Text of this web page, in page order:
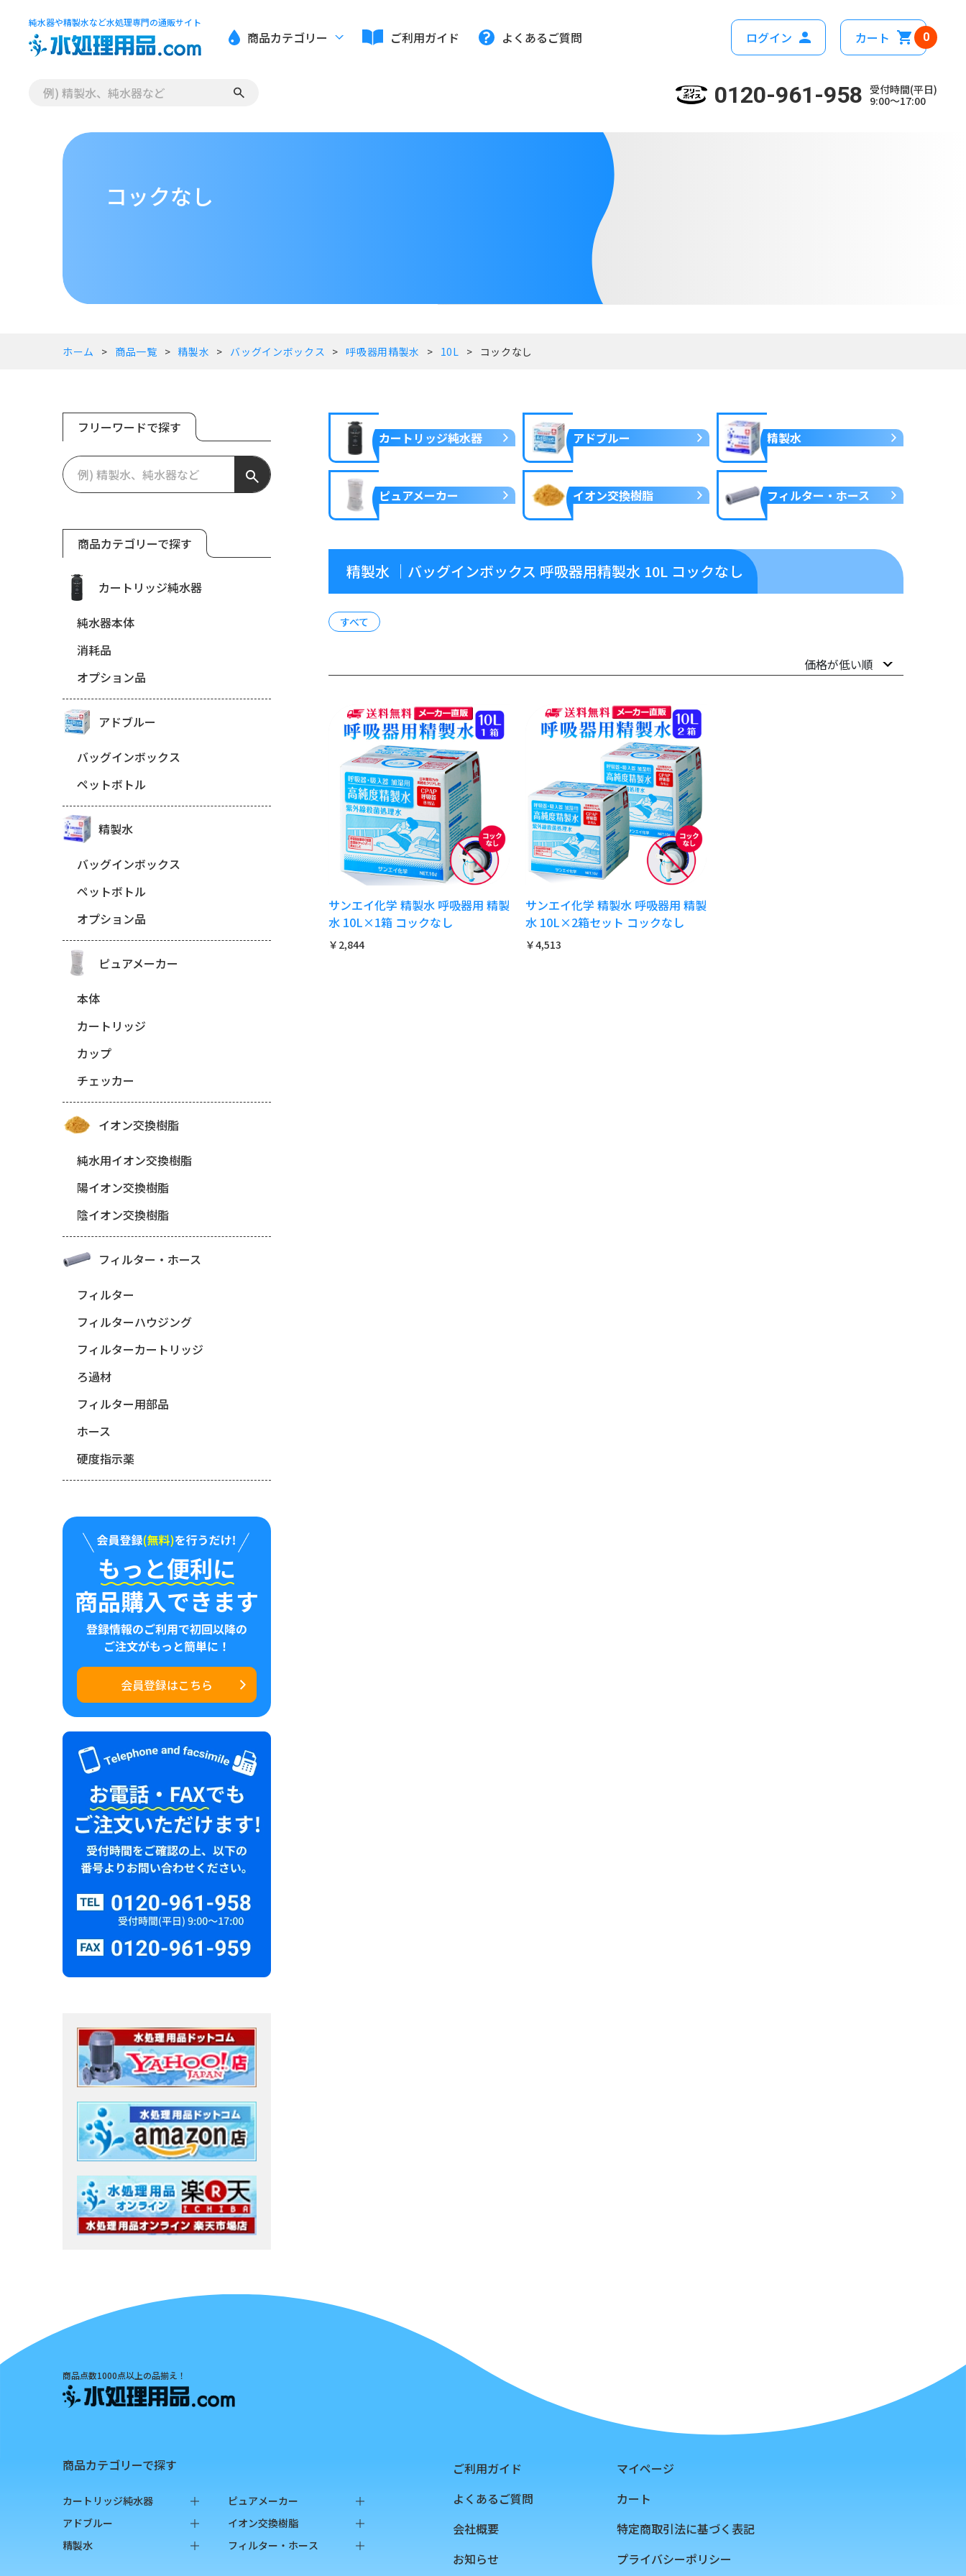
純水器や精製水など水処理専門の通販サイト
商品カテゴリー ご利用ガイド よくあるご質問 ログイン カート 0
0120-961-958 受付時間(平日)
9:00～17:00
コックなし
ホーム 商品一覧 精製水 バッグインボックス 呼吸器用精製水 10L コックなし
カートリッジ純水器 アドブルー 精製水
ピュアメーカー イオン交換樹脂 フィルター・ホース
精製水 ｜バッグインボックス 呼吸器用精製水 10L コックなし
すべて
サンエイ化学 精製水 呼吸器用 精製
水 10L×1箱 コックなし
￥2,844
サンエイ化学 精製水 呼吸器用 精製
水 10L×2箱セット コックなし
￥4,513
フリーワードで探す
商品カテゴリーで探す
カートリッジ純水器
純水器本体
消耗品
オプション品
アドブルー
バッグインボックス
ペットボトル
精製水
バッグインボックス
ペットボトル
オプション品
ピュアメーカー
本体
カートリッジ
カップ
チェッカー
イオン交換樹脂
純水用イオン交換樹脂
陽イオン交換樹脂
陰イオン交換樹脂
フィルター・ホース
フィルター
フィルターハウジング
フィルターカートリッジ
ろ過材
フィルター用部品
ホース
硬度指示薬
会員登録はこちら
商品点数1000点以上の品揃え！
商品カテゴリーで探す
カートリッジ純水器
純水器本体
オプション品
アドブルー
バッグインボックス
精製水
ピュアメーカー
本体
カートリッジ
イオン交換樹脂
純水用イオン交換樹脂
フィルター・ホース
ご利用ガイド
よくあるご質問
会社概要
お知らせ
マイページ
カート
特定商取引法に基づく表記
プライバシーポリシー